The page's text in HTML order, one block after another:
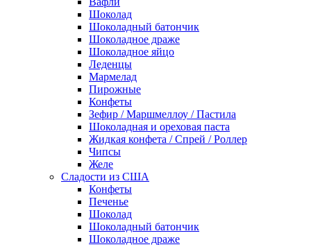
Шоколад
Шоколадный батончик
Шоколадное драже
Шоколадное яйцо
Леденцы
Мармелад
Пирожные
Конфеты
Зефир / Маршмеллоу / Пастила
Шоколадная и ореховая паста
Жидкая конфета / Спрей / Роллер
Чипсы
Желе
Сладости из США
Конфеты
Печенье
Шоколад
Шоколадный батончик
Шоколадное драже